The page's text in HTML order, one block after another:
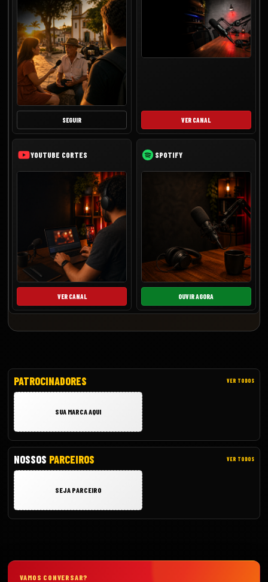
SEGUIR VER CANAL
YOUTUBE CORTES
VER CANAL
SPOTIFY
OUVIR AGORA
PATROCINADORES VER TODOS
SUA MARCA AQUI
NOSSOS PARCEIROS VER TODOS
SEJA PARCEIRO
VAMOS CONVERSAR?